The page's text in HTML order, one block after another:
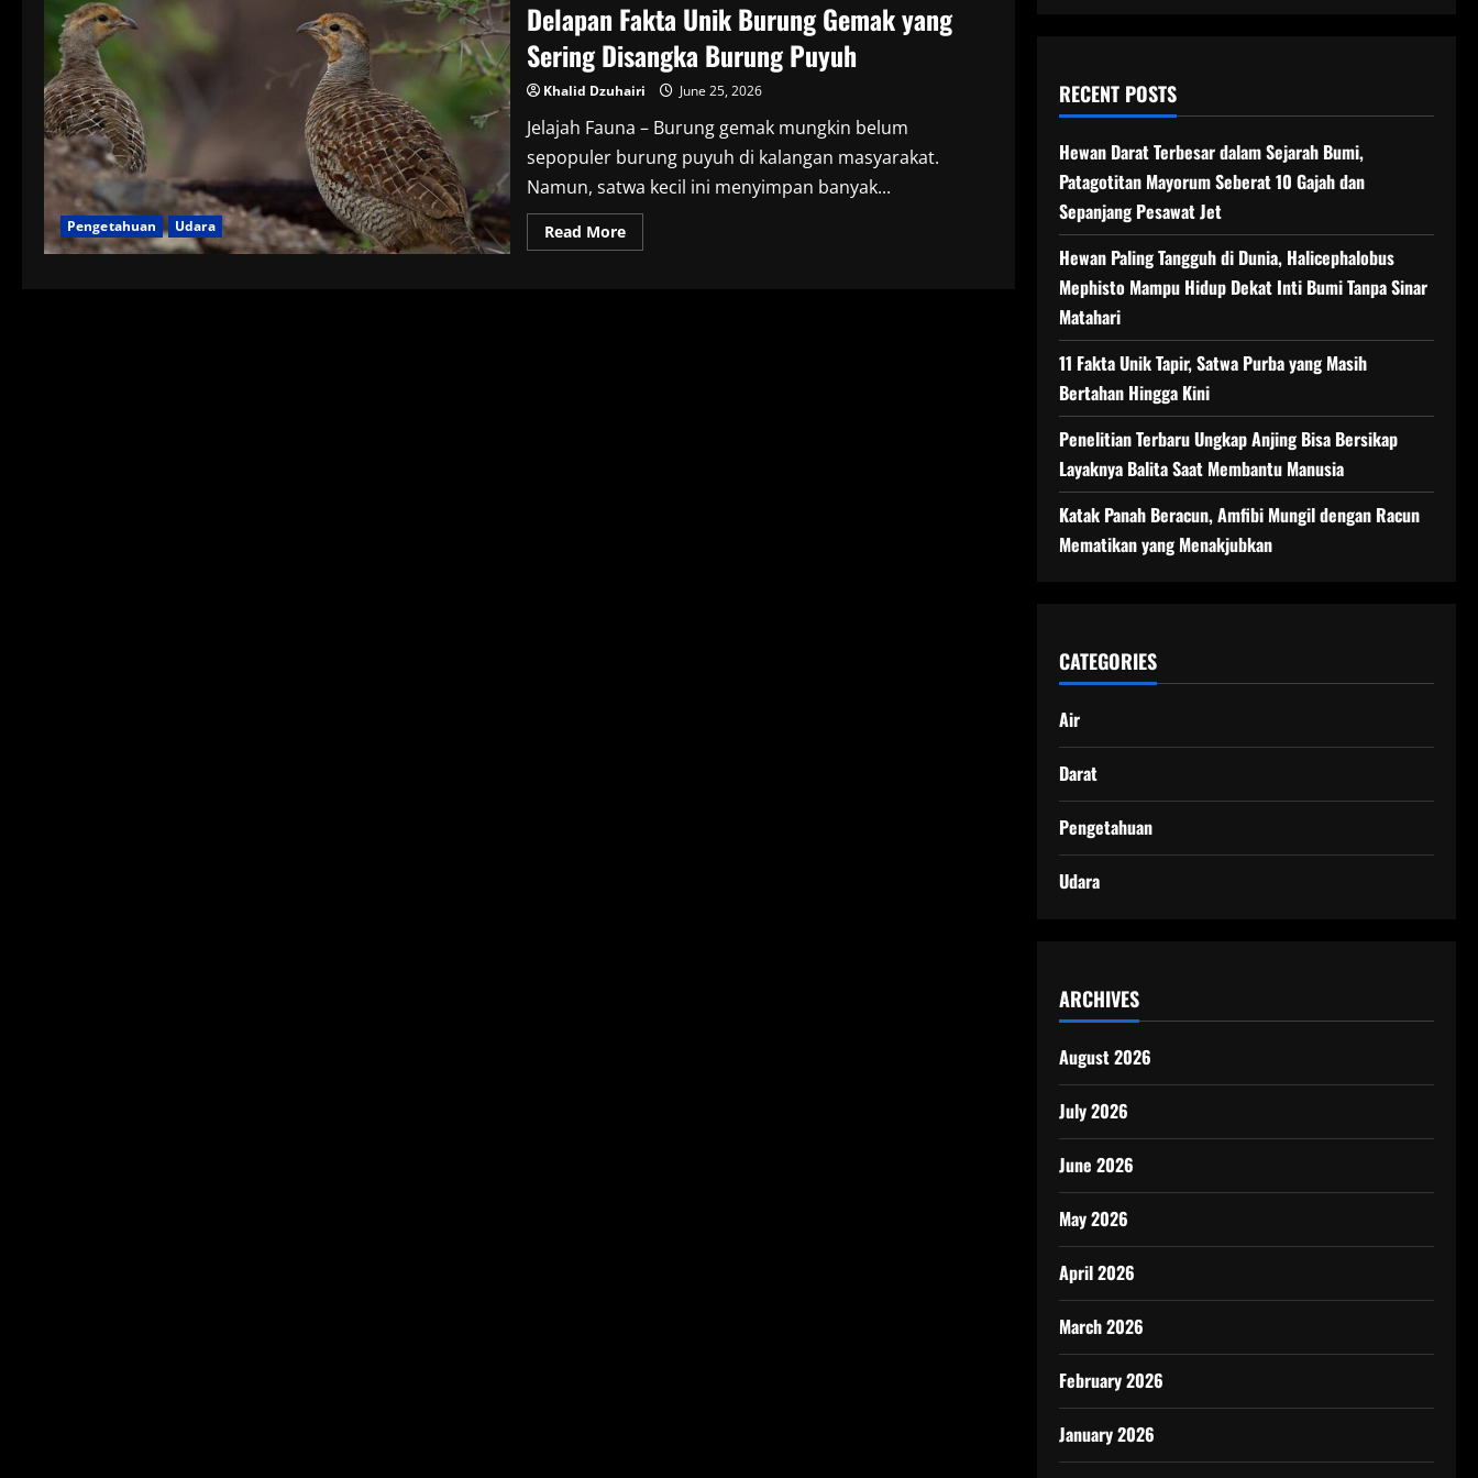
Pengetahuan Udara
Delapan Fakta Unik Burung Gemak yang
Sering Disangka Burung Puyuh
Khalid Dzuhairi June 25, 2026
Jelajah Fauna – Burung gemak mungkin belum
sepopuler burung puyuh di kalangan masyarakat.
Namun, satwa kecil ini menyimpan banyak...
Read MoreRead
more
RECENT POSTS
Hewan Darat Terbesar dalam Sejarah Bumi,
Patagotitan Mayorum Seberat 10 Gajah dan
Sepanjang Pesawat Jet
Hewan Paling Tangguh di Dunia, Halicephalobus
Mephisto Mampu Hidup Dekat Inti Bumi Tanpa Sinar
Matahari
11 Fakta Unik Tapir, Satwa Purba yang Masih
Bertahan Hingga Kini
Penelitian Terbaru Ungkap Anjing Bisa Bersikap
Layaknya Balita Saat Membantu Manusia
Katak Panah Beracun, Amfibi Mungil dengan Racun
Mematikan yang Menakjubkan
CATEGORIES
Air
Darat
Pengetahuan
Udara
ARCHIVES
August 2026
July 2026
June 2026
May 2026
April 2026
March 2026
February 2026
January 2026